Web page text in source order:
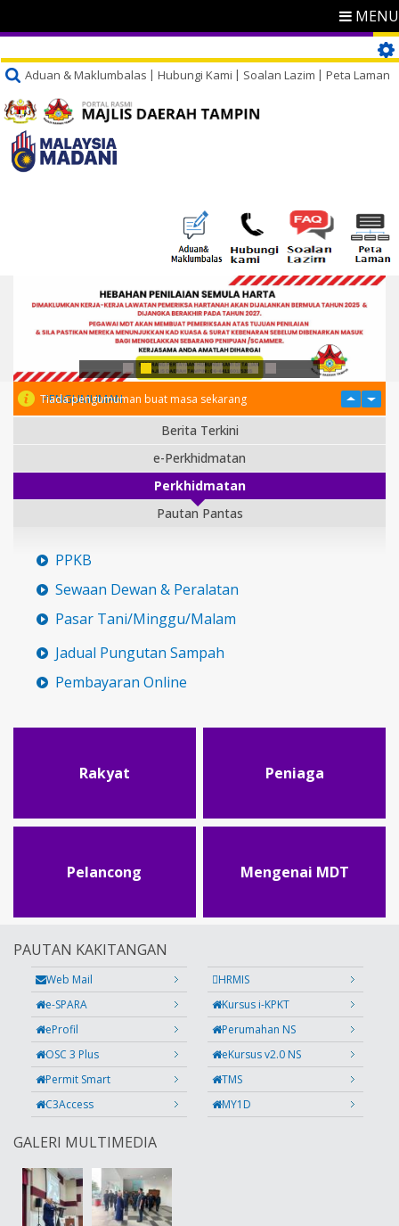
MENU
Aduan & Maklumbalas Hubungi Kami Soalan Lazim Peta Laman
PENGUMUMAN
Tiada pengumuman buat masa sekarang
Berita Terkini
e-Perkhidmatan
Perkhidmatan
Pautan Pantas
PPKB
Sewaan Dewan & Peralatan
Pasar Tani/Minggu/Malam
Jadual Pungutan Sampah
Pembayaran Online
Rakyat Peniaga
Pelancong Mengenai MDT
PAUTAN KAKITANGAN
Web Mail
HRMIS
e-SPARA
Kursus i-KPKT
eProfil
Perumahan NS
OSC 3 Plus
eKursus v2.0 NS
Permit Smart
TMS
C3Access
MY1D
GALERI MULTIMEDIA